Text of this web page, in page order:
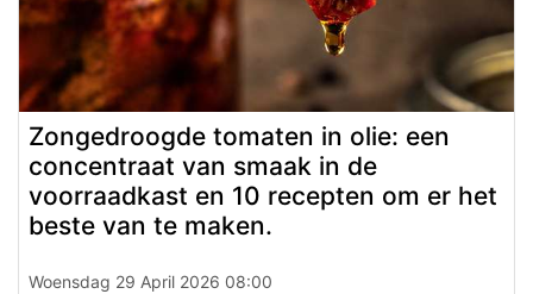
Zongedroogde tomaten in olie: een
concentraat van smaak in de
voorraadkast en 10 recepten om er het
beste van te maken.
Woensdag 29 April 2026 08:00